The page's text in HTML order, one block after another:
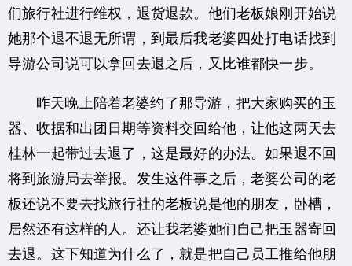
们旅行社进行维权，退货退款。他们老板娘刚开始说
她那个退不退无所谓，到最后我老婆四处打电话找到
导游公司说可以拿回去退之后，又比谁都快一步。
昨天晚上陪着老婆约了那导游，把大家购买的玉
器、收据和出团日期等资料交回给他，让他这两天去
桂林一起带过去退了，这是最好的办法。如果退不回
将到旅游局去举报。发生这件事之后，老婆公司的老
板还说不要去找旅行社的老板说是他的朋友， 卧槽，
居然还有这样的人。还让我老婆她们自己把玉器寄回
去退。这下知道为什么了，就是把自己员工推给他朋